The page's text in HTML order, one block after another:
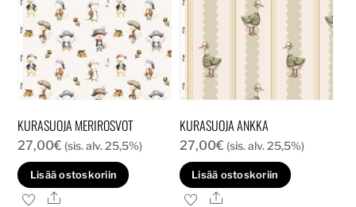
KURASUOJA MERIROSVOT
27,00€ (sis. alv. 25,5%)
Lisää ostoskoriin
Ale
KURASUOJA ANKKA
27,00€ (sis. alv. 25,5%)
Lisää ostoskoriin
Ale